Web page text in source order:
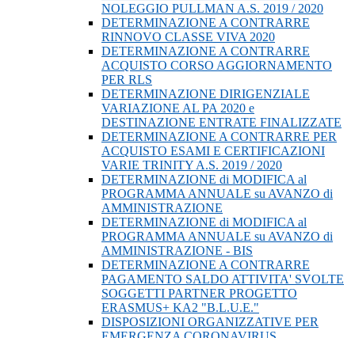
NOLEGGIO PULLMAN A.S. 2019 / 2020
DETERMINAZIONE A CONTRARRE
RINNOVO CLASSE VIVA 2020
DETERMINAZIONE A CONTRARRE
ACQUISTO CORSO AGGIORNAMENTO
PER RLS
DETERMINAZIONE DIRIGENZIALE
VARIAZIONE AL PA 2020 e
DESTINAZIONE ENTRATE FINALIZZATE
DETERMINAZIONE A CONTRARRE PER
ACQUISTO ESAMI E CERTIFICAZIONI
VARIE TRINITY A.S. 2019 / 2020
DETERMINAZIONE di MODIFICA al
PROGRAMMA ANNUALE su AVANZO di
AMMINISTRAZIONE
DETERMINAZIONE di MODIFICA al
PROGRAMMA ANNUALE su AVANZO di
AMMINISTRAZIONE - BIS
DETERMINAZIONE A CONTRARRE
PAGAMENTO SALDO ATTIVITA' SVOLTE
SOGGETTI PARTNER PROGETTO
ERASMUS+ KA2 "B.L.U.E."
DISPOSIZIONI ORGANIZZATIVE PER